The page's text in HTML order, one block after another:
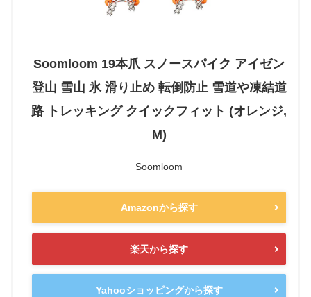
Soomloom 19本爪 スノースパイク アイゼン
登山 雪山 氷 滑り止め 転倒防止 雪道や凍結道
路 トレッキング クイックフィット (オレンジ,
M)
Soomloom
Amazonから探す
楽天から探す
Yahooショッピングから探す